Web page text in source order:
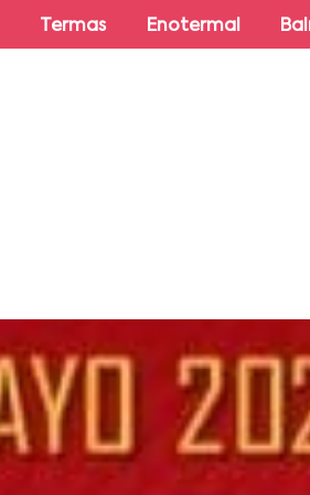
Termas Enotermal